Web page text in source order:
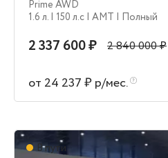
Prime AWD
1.6 л. | 150 л.c | AMT | Полный
2 337 600 ₽ 2 840 000 ₽
от 24 237 ₽ р/мес.
В пути